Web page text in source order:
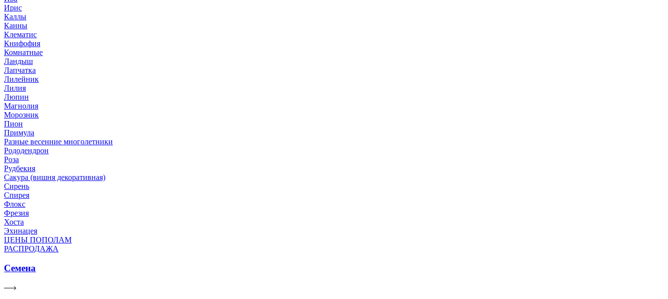
Ирис
Каллы
Канны
Клематис
Книфофия
Комнатные
Ландыш
Лапчатка
Лилейник
Лилия
Люпин
Магнолия
Морозник
Пион
Примула
Разные весенние многолетники
Рододендрон
Роза
Рудбекия
Сакура (вишня декоративная)
Сирень
Спирея
Флокс
Фрезия
Хоста
Эхинацея
ЦЕНЫ ПОПОЛАМ
РАСПРОДАЖА
Семена